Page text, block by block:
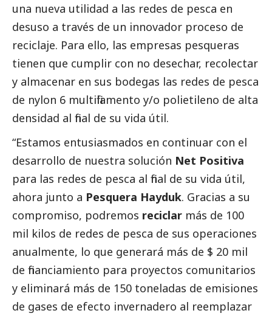
una nueva utilidad a las redes de pesca en
desuso a través de un innovador proceso de
reciclaje. Para ello, las empresas pesqueras
tienen que cumplir con no desechar, recolectar
y almacenar en sus bodegas las redes de pesca
de nylon 6 multifilamento y/o polietileno de alta
densidad al final de su vida útil.
“Estamos entusiasmados en continuar con el
desarrollo de nuestra solución Net Positiva
para las redes de pesca al final de su vida útil,
ahora junto a Pesquera Hayduk. Gracias a su
compromiso, podremos reciclar más de 100
mil kilos de redes de pesca de sus operaciones
anualmente, lo que generará más de $ 20 mil
de financiamiento para proyectos comunitarios
y eliminará más de 150 toneladas de emisiones
de gases de efecto invernadero al reemplazar